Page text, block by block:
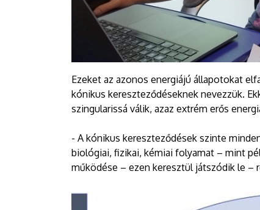
Ezeket az azonos energiájú állapotokat
kónikus kereszteződéseknek nevezzük.
szingularissá válik, azaz extrém erős
- A kónikus kereszteződések szinte
biológiai, fizikai, kémiai folyamat – mint
működése – ezen keresztül játszódik le –